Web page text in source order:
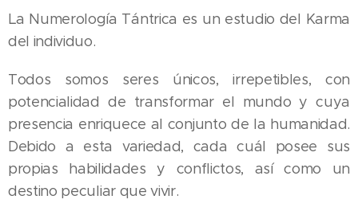
La Numerología Tántrica es un estudio del Karma
del individuo.
Todos somos seres únicos, irrepetibles, con
potencialidad de transformar el mundo y cuya
presencia enriquece al conjunto de la humanidad.
Debido a esta variedad, cada cuál posee sus
propias habilidades y conflictos, así como un
destino peculiar que vivir.